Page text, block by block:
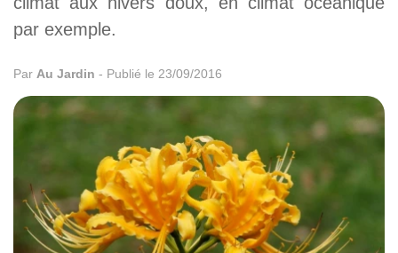
par exemple.
Par Au Jardin - Publié le 23/09/2016